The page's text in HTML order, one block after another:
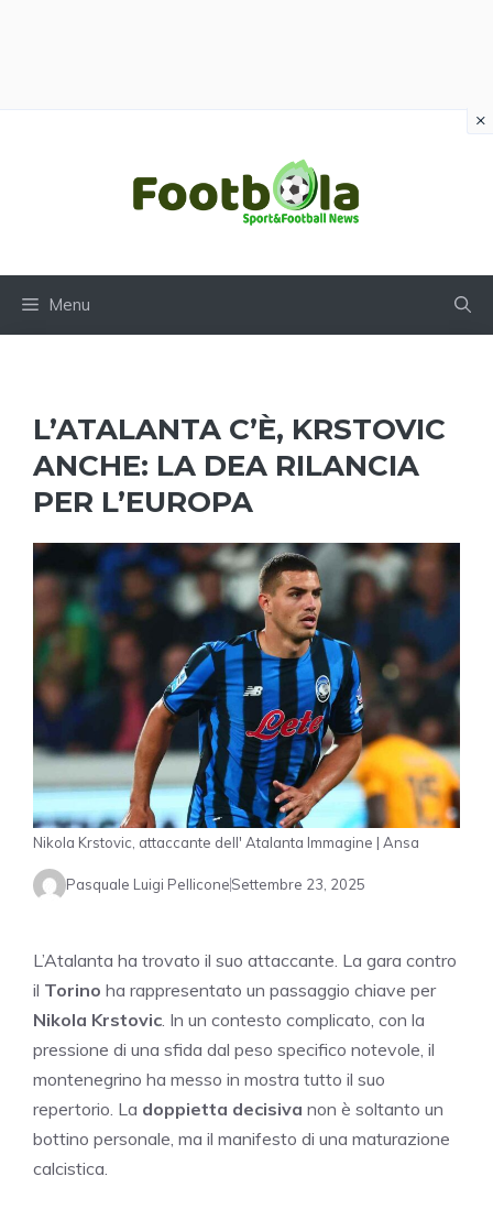
Menu
L’ATALANTA C’È, KRSTOVIC
ANCHE: LA DEA RILANCIA
PER L’EUROPA
Nikola Krstovic, attaccante dell' Atalanta Immagine | Ansa
Pasquale Luigi PelliconeSettembre 23, 2025
L’Atalanta ha trovato il suo attaccante. La gara contro
il Torino ha rappresentato un passaggio chiave per
Nikola Krstovic . In un contesto complicato, con la
pressione di una sfida dal peso specifico notevole, il
montenegrino ha messo in mostra tutto il suo
repertorio. La doppietta decisiva non è soltanto un
bottino personale, ma il manifesto di una maturazione
calcistica.
×